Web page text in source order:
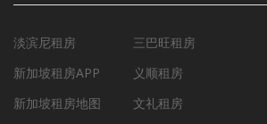
淡滨尼租房
新加坡租房APP
新加坡租房地图
三巴旺租房
义顺租房
文礼租房